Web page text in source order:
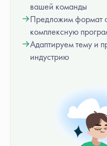
вашей команды
→Предложим формат
комплексную
→Адаптируем тему и
индустрию